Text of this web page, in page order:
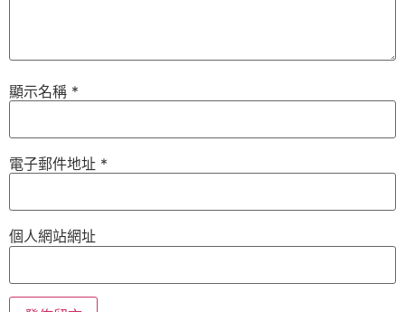
顯示名稱 *
電子郵件地址 *
個人網站網址